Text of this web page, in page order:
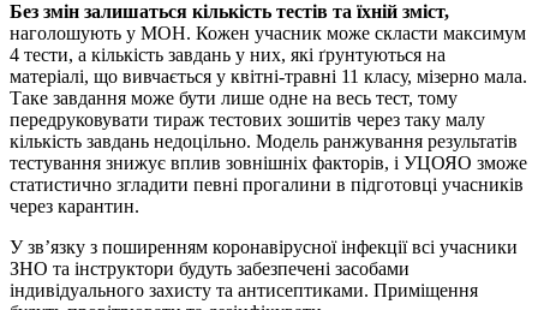
Без змін залишаться кількість тестів та їхній зміст,
наголошують у МОН. Кожен учасник може скласти максимум
4 тести, а кількість завдань у них, які ґрунтуються на
матеріалі, що вивчається у квітні-травні 11 класу, мізерно мала.
Таке завдання може бути лише одне на весь тест, тому
передруковувати тираж тестових зошитів через таку малу
кількість завдань недоцільно. Модель ранжування результатів
тестування знижує вплив зовнішніх факторів, і УЦОЯО зможе
статистично згладити певні прогалини в підготовці учасників
через карантин.
У зв’язку з поширенням коронавірусної інфекції всі учасники
ЗНО та інструктори будуть забезпечені засобами
індивідуального захисту та антисептиками. Приміщення